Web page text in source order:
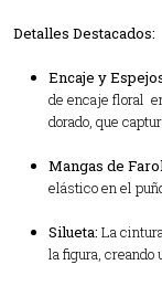
Detalles Destacados:
Encaje y
de encaje floral
dorado, que
Mangas de
elástico en el
Silueta: La
la figura, creando